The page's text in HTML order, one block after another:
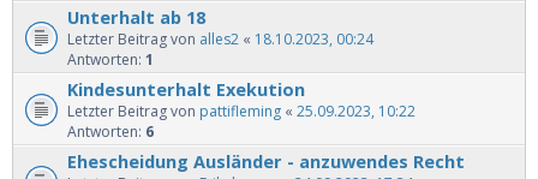
Unterhalt ab 18
Letzter Beitrag von alles2 « 18.10.2023, 00:24
Antworten: 1
Kindesunterhalt Exekution
Letzter Beitrag von pattifleming « 25.09.2023, 10:22
Antworten: 6
Ehescheidung Ausländer - anzuwendes Recht